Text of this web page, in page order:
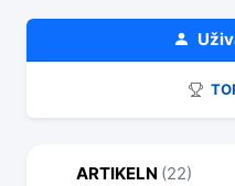
ARTIKELN (22)